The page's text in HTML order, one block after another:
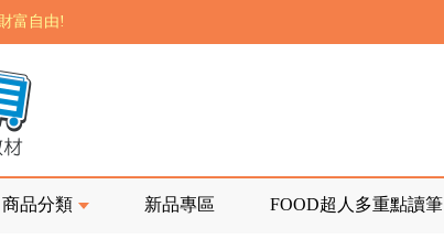
富自由!
成立三天內通知客服 寄回發票需附上回郵郵票
中~
海外購物流程說明』
超人企業總部」目前正興建中!
商品分類 新品專區 FOOD超人多重點讀筆